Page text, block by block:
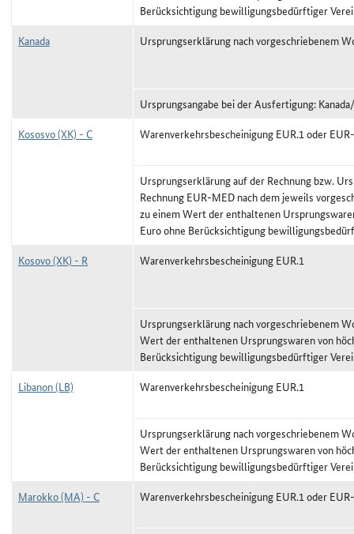
Berücksichtigung bewilligungsbedürftiger
Kanada
Ursprungserklärung nach vorgeschriebenem
Ursprungsangabe bei der Ausfertigung:
Kososvo (XK) - C
Warenverkehrsbescheinigung EUR.1 oder
Ursprungserklärung auf der Rechnung bzw.
Rechnung EUR-MED nach dem jeweils
zu einem Wert der enthaltenen
Euro ohne Berücksichtigung
Kosovo (XK) - R
Warenverkehrsbescheinigung EUR.1
Ursprungserklärung nach vorgeschriebenem
Wert der enthaltenen Ursprungswaren von
Berücksichtigung bewilligungsbedürftiger
Libanon (LB)
Warenverkehrsbescheinigung EUR.1
Ursprungserklärung nach vorgeschriebenem
Wert der enthaltenen Ursprungswaren von
Berücksichtigung bewilligungsbedürftiger
Marokko (MA) - C
Warenverkehrsbescheinigung EUR.1 oder